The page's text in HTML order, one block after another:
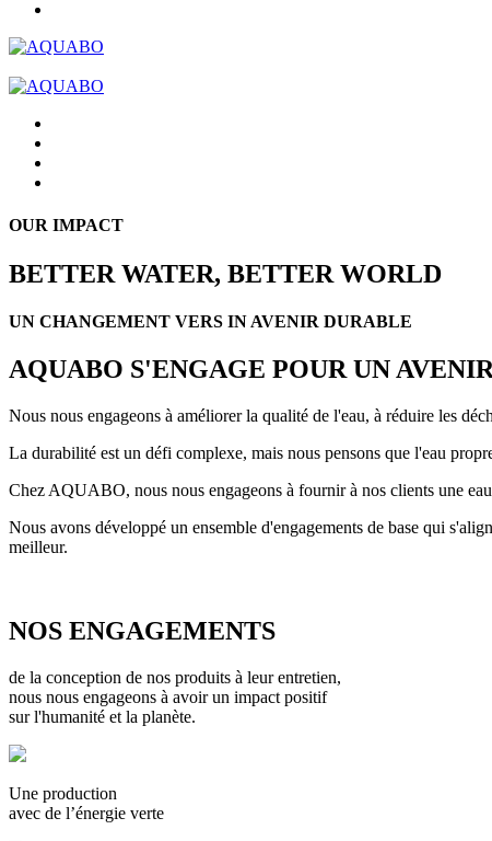
OUR IMPACT
BETTER WATER, BETTER WORLD
UN CHANGEMENT VERS IN AVENIR DURABLE
AQUABO S'ENGAGE POUR UN
Nous nous engageons à améliorer la qualité de l'eau, à réduire les
La durabilité est un défi complexe, mais nous pensons que l'eau
Chez AQUABO, nous nous engageons à fournir à nos clients une
Nous avons développé un ensemble d'engagements de base qui
meilleur.
NOS ENGAGEMENTS
de la conception de nos produits à leur entretien,
nous nous engageons à avoir un impact positif
sur l'humanité et la planète.
Une production
avec de l’énergie verte